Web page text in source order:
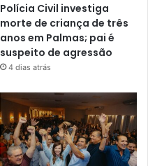
Polícia Civil investiga
morte de criança de três
anos em Palmas; pai é
suspeito de agressão
4 dias atrás